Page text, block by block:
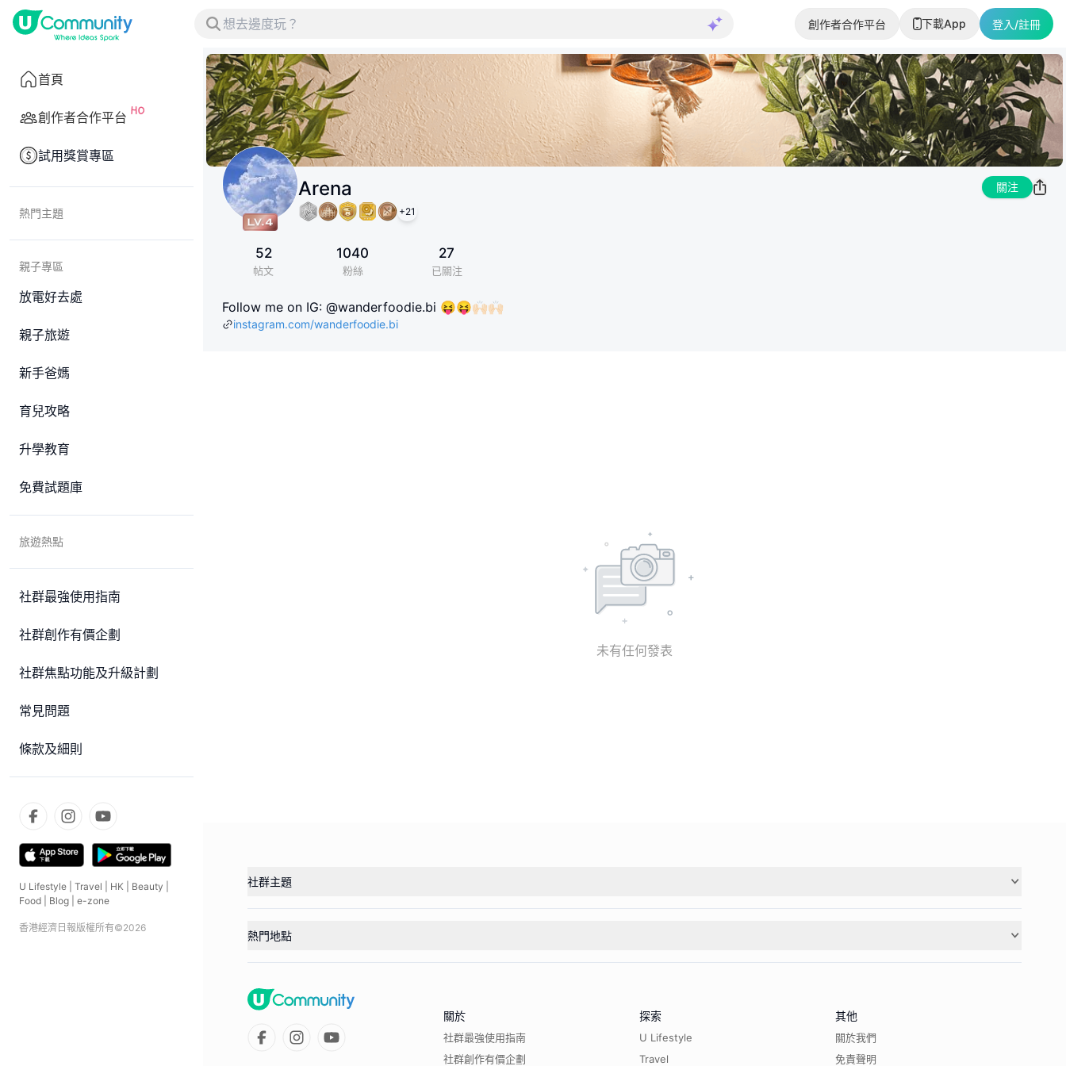
創作者合作平台 下載App 登入/註冊
首頁
創作者合作平台
試用獎賞專區
熱門主題
親子專區
放電好去處
親子旅遊
新手爸媽
育兒攻略
升學教育
免費試題庫
旅遊熱點
社群最強使用指南
社群創作有價企劃
社群焦點功能及升級計劃
常見問題
條款及細則
U Lifestyle Travel HK Beauty
Food
Blog e-zone
香港經濟日報版權所有©2026
Arena
+21
關注
52
帖文
1040
粉絲
27
已關注
Follow me on IG: @wanderfoodie.bi 😝😝🙌🏻🙌🏻
instagram.com/wanderfoodie.bi
未有任何發表
社群主題
熱門地點
關於
社群最強使用指南
社群創作有價企劃
探索
U Lifestyle
Travel
其他
關於我們
免責聲明